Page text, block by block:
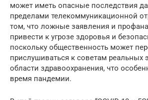
может иметь опасные последствия
пределами телекоммуникационной
том, что ложные заявления и
привести к угрозе здоровья и
поскольку общественность может
прислушиваться к советам реальных
области здравоохранения, что
время пандемии.